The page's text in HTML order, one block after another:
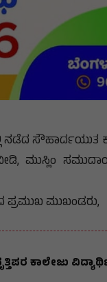
ನಡೆದ
ಮುಸ್ಲಿಂ
ಪ್ರಮುಖ ಮುಖಂಡರು,
ಕಾಲೇಜು